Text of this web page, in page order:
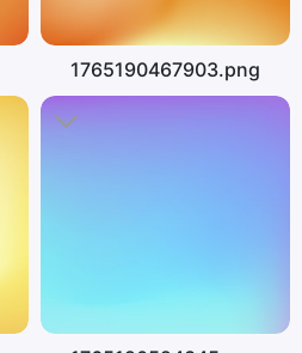
1765190467903.png